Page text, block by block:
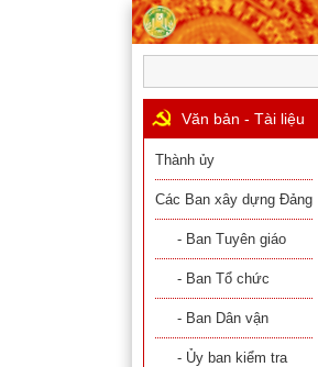
Văn bản - Tài liệu
Thành ủy
Các Ban xây dựng Đảng
- Ban Tuyên giáo
- Ban Tổ chức
- Ban Dân vận
- Ủy ban kiểm tra